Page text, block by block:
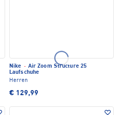
Nike · Air Zoom Structure 25
Laufschuhe
Herren
€ 129,99